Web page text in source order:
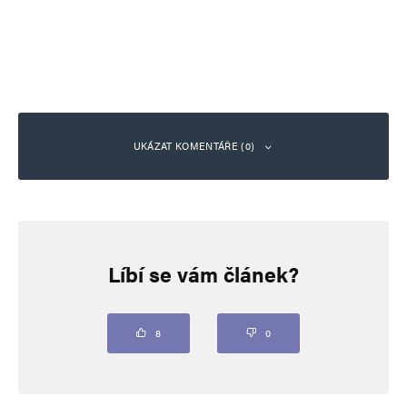
UKÁZAT KOMENTÁŘE (0)
Vaše e-mailová adresa nebude zveřejněna. Vyžadované informace jsou
Líbí se vám článek?
8 0